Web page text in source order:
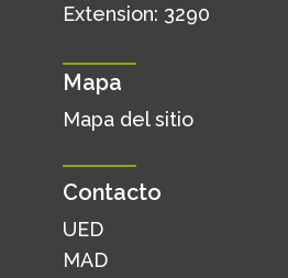
Extension: 3290
Mapa
Mapa del sitio
Contacto
UED
MAD